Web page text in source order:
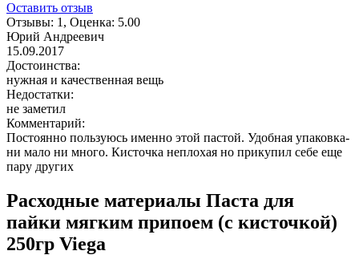
Оставить отзыв
Отзывы: 1 , Оценка: 5.00
Юрий Андреевич
15.09.2017
Достоинства:
нужная и качественная вещь
Недостатки:
не заметил
Комментарий:
Постоянно пользуюсь именно этой пастой. Удобная упаковка-
ни мало ни много. Кисточка неплохая но прикупил себе еще
пару других
Расходные материалы Паста для
пайки мягким припоем (с кисточкой)
250гр Viega